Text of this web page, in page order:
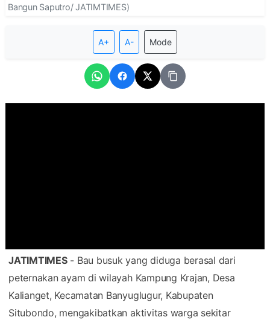
Bangun Saputro/ JATIMTIMES)
A+ A- Mode
JATIMTIMES- Bau busuk yang diduga berasal dari
peternakan ayam di wilayah Kampung Krajan, Desa
Kalianget, Kecamatan Banyuglugur, Kabupaten
Situbondo, mengakibatkan aktivitas warga sekitar